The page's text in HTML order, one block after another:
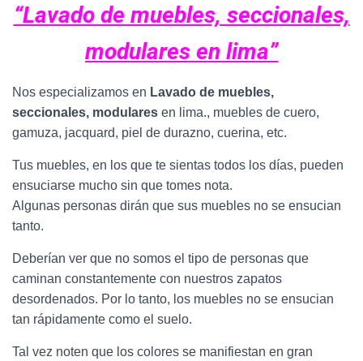
“Lavado de muebles, seccionales,
modulares en lima”
Nos especializamos en Lavado de muebles,
seccionales, modulares en lima., muebles de cuero,
gamuza, jacquard, piel de durazno, cuerina, etc.
Tus muebles, en los que te sientas todos los días, pueden
ensuciarse mucho sin que tomes nota.
Algunas personas dirán que sus muebles no se ensucian
tanto.
Deberían ver que no somos el tipo de personas que
caminan constantemente con nuestros zapatos
desordenados. Por lo tanto, los muebles no se ensucian
tan rápidamente como el suelo.
Tal vez noten que los colores se manifiestan en gran